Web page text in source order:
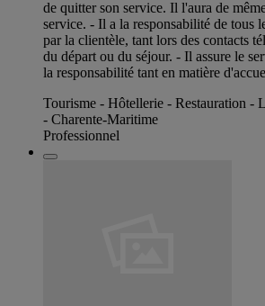
de quitter son service. Il l'aura de
service. - Il a la responsabilité de tous
par la clientèle, tant lors des contacts
du départ ou du séjour. - Il assure le
la responsabilité tant en matière
Tourisme - Hôtellerie - Restauration -
- Charente-Maritime
Professionnel